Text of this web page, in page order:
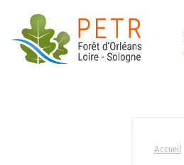
contenu
principal
Accueil